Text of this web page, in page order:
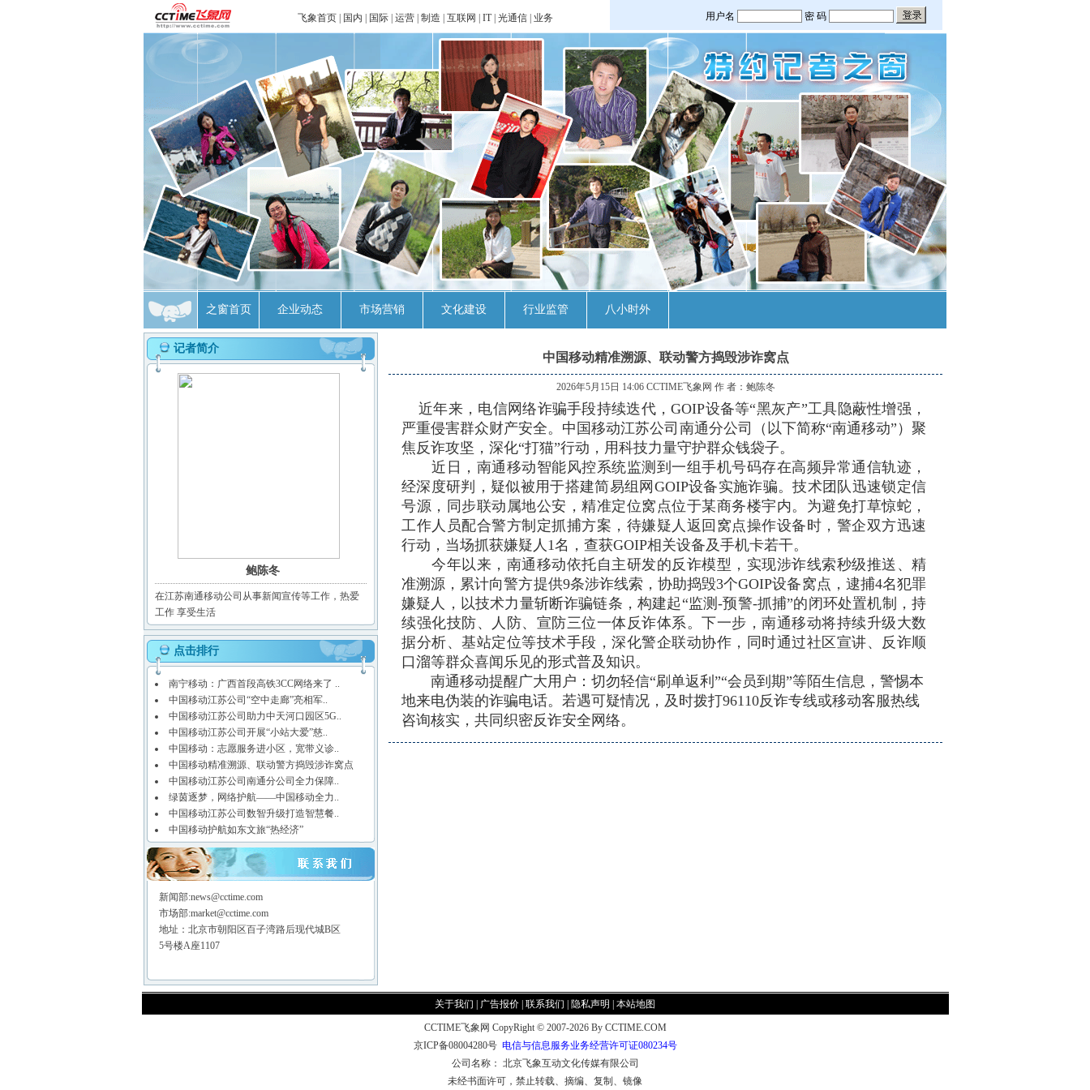
飞象首页 国内 国际 运营 制造 互联网 IT| 光通信 业务
之窗首页 企业动态 市场营销 文化建设 行业监管 八小时外
记者简介
鲍陈冬
在江苏南通移动公司从事新闻宣传等工作，热爱
工作 享受生活
点击排行
南宁移动：广西首段高铁3CC网络来了 ..
中国移动江苏公司“空中走廊”亮相军..
中国移动江苏公司助力中天河口园区5G..
中国移动江苏公司开展“小站大爱”慈..
中国移动：志愿服务进小区，宽带义诊..
中国移动精准溯源、联动警方捣毁涉诈窝点
中国移动江苏公司南通分公司全力保障..
绿茵逐梦，网络护航——中国移动全力..
中国移动江苏公司数智升级打造智慧餐..
中国移动护航如东文旅“热经济”
新闻部:news@cctime.com
市场部:market@cctime.com
地址：北京市朝阳区百子湾路后现代城B区
5号楼A座1107
中国移动精准溯源、联动警方捣毁涉诈窝点
2026年5月15日 14:06 CCTIME飞象网 作 者： 鲍陈冬
近年来，电信网络诈骗手段持续迭代，GOIP设备等“黑灰产”工具隐蔽性增强，
严重侵害群众财产安全。中国移动江苏公司南通分公司（以下简称“南通移动”）聚
焦反诈攻坚，深化“打猫”行动，用科技力量守护群众钱袋子。
近日，南通移动智能风控系统监测到一组手机号码存在高频异常通信轨迹，
经深度研判，疑似被用于搭建简易组网GOIP设备实施诈骗。技术团队迅速锁定信
号源，同步联动属地公安，精准定位窝点位于某商务楼宇内。为避免打草惊蛇，
工作人员配合警方制定抓捕方案，待嫌疑人返回窝点操作设备时，警企双方迅速
行动，当场抓获嫌疑人1名，查获GOIP相关设备及手机卡若干。
今年以来，南通移动依托自主研发的反诈模型，实现涉诈线索秒级推送、精
准溯源，累计向警方提供9条涉诈线索，协助捣毁3个GOIP设备窝点，逮捕4名犯罪
嫌疑人，以技术力量斩断诈骗链条，构建起“监测-预警-抓捕”的闭环处置机制，持
续强化技防、人防、宣防三位一体反诈体系。 下一步，南通移动将持续升级大数
据分析、基站定位等技术手段，深化警企联动协作，同时通过社区宣讲、反诈顺
口溜等群众喜闻乐见的形式普及知识。
南通移动提醒广大用户：切勿轻信“刷单返利”“会员到期”等陌生信息，警惕本
地来电伪装的诈骗电话。若遇可疑情况，及时拨打96110反诈专线或移动客服热线
咨询核实，共同织密反诈安全网络。
关于我们 广告报价 联系我们 隐私声明 本站地图
CCTIME飞象网 CopyRight © 2007-2026 By CCTIME.COM
京ICP备08004280号 电信与信息服务业务经营许可证080234号
公司名称： 北京飞象互动文化传媒有限公司
未经书面许可，禁止转载、摘编、复制、镜像